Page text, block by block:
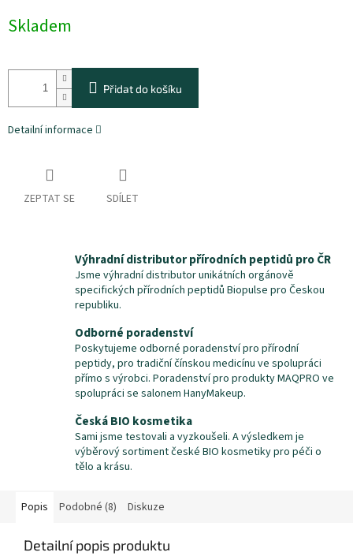
cena:
Skladem
Přidat do košíku
Detailní informace
ZEPTAT SE SDÍLET
Výhradní distributor přírodních peptidů pro ČR
Jsme výhradní distributor unikátních orgánově
specifických přírodních peptidů Biopulse pro Českou
republiku.
Odborné poradenství
Poskytujeme odborné poradenství pro přírodní
peptidy, pro tradiční čínskou medicínu ve spolupráci
přímo s výrobci. Poradenství pro produkty MAQPRO ve
spolupráci se salonem HanyMakeup.
Česká BIO kosmetika
Sami jsme testovali a vyzkoušeli. A výsledkem je
výběrový sortiment české BIO kosmetiky pro péči o
tělo a krásu.
Popis Podobné (8) Diskuze
Detailní popis produktu